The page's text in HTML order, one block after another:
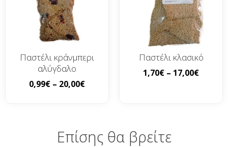
Παστέλι κράνμπερι
αλύγδαλο
0,99€ – 20,00€
Παστέλι κλασικό
1,70€ – 17,00€
Επίσης θα βρείτε